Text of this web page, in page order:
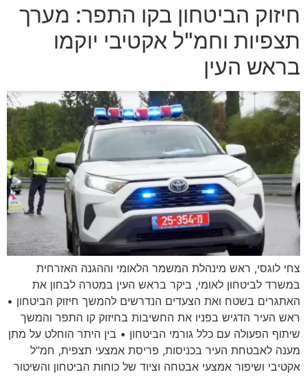
חיזוק הביטחון בקו התפר: מערך
תצפיות וחמ"ל אקטיבי יוקמו
בראש העין
צחי לוגסי, ראש מינהלת המשמר הלאומי וההגנה האזרחית
במשרד לביטחון לאומי, ביקר בראש העין במטרה לבחון את
האתגרים בשטח ואת הצעדים הנדרשים להמשך חיזוק הביטחון •
ראש העיר הדגיש בפניו את החשיבות בחיזוק קו התפר והמשך
שיתוף הפעולה עם כלל גורמי הביטחון • בין היתר הוחלט על מתן
מענה לאבטחת העיר בכניסות, פריסת אמצעי תצפית, חמ"ל
אקטיבי ושיפור אמצעי אבטחה וציוד של כוחות הביטחון והשיטור